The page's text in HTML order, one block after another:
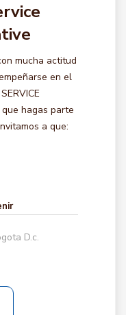
mucha actitud
en el
que hagas parte
a que:
D.c.